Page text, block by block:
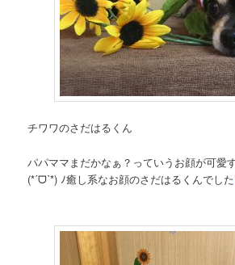
チワワのさだはるくん
パパママまだかなぁ？っていうお顔が可愛
(*ˊᗜˋ*) ﾉ癒し系なお顔のさだはるくんでした